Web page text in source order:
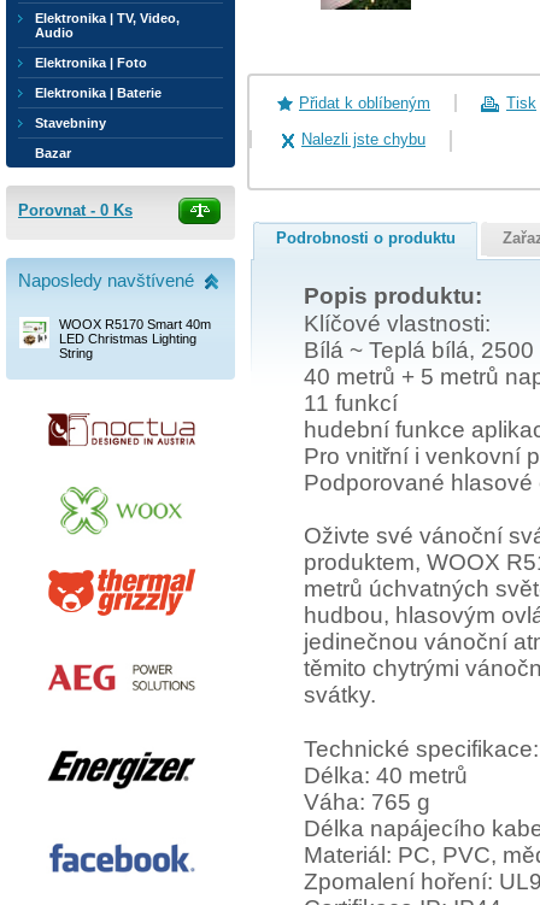
Přidat k oblíbeným
Tisk
Nalezli jste chybu
Podrobnosti o produktu
Popis produktu:
Klíčové vlastnosti:
Bílá ~ Teplá bílá, 2500
40 metrů + 5 metrů
11 funkcí
hudební funkce
Pro vnitřní i venkovní
Podporované
Oživte své vánoční
produktem, WOOX
metrů úchvatných
hudbou, hlasovým
jedinečnou vánoční
těmito chytrými
svátky.
Technické specifikace:
Délka: 40 metrů
Váha: 765 g
Délka napájecího
Materiál: PC, PVC,
Zpomalení hoření:
Elektronika | TV, Video,
Audio
Elektronika | Foto
Elektronika | Baterie
Stavebniny
Bazar
Porovnat - 0 Ks
Naposledy navštívené
WOOX R5170 Smart 40m
LED Christmas Lighting
String